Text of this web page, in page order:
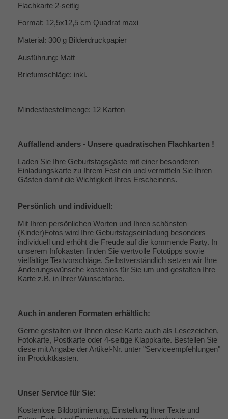
Flachkarte 2-seitig
Format: 12,5x12,5 cm Quadrat maxi
Material: 300 g Bilderdruckpapier
Ausführung: Matt
Briefumschläge: inkl.
Mindestbestellmenge: 12 Karten
Auffallend anders - Unsere quadratischen Flachkarten !
Laden Sie Ihre Geburtstagsgäste mit einer besonderen
Einladungskarte zu Ihrem Fest ein und vermitteln Sie Ihren
Gästen damit die Wichtigkeit Ihres Erscheinens.
Persönlich und individuell:
Mit Ihren persönlichen Worten und Ihren schönsten
(Kinder)Fotos wird Ihre Geburtstagseinladung besonders
individuell und erhöht die Freude auf die kommende Party. In
unserem Infokasten finden Sie wertvolle Fototipps sowie
vielfältige Textvorschläge. Selbstverständlich setzen wir Ihre
Änderungswünsche kostenlos für Sie um und gestalten Ihre
Karte z.B. in Ihrer Wunschfarbe.
Auch in anderen Formaten erhältlich:
Gerne gestalten wir Ihnen diese Karte auch als Lesezeichen,
Fotokarte, Postkarte oder 4-seitige Klappkarte. Bestellen Sie
diese mit Angabe der Artikel-Nr. unter "Serviceempfehlungen"
im Produktkasten.
Unser Service für Sie:
Kostenlose Bildoptimierung, Einstellung Ihrer Texte und